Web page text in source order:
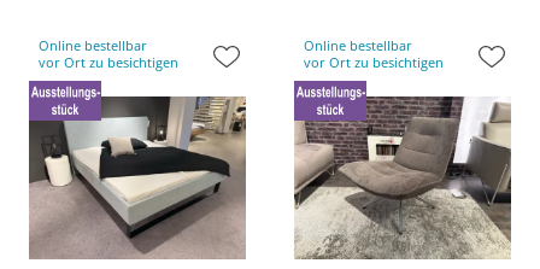
Online bestellbar
vor Ort zu besichtigen
Online bestellbar
vor Ort zu besichtigen